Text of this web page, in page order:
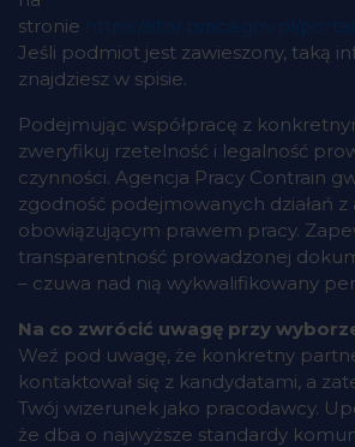
stronie https://stor.praca.gov.pl/
Jeśli podmiot jest zawieszony, taką
znajdziesz w spisie.
Podejmując współpracę z
zweryfikuj rzetelność i legalność
czynności. Agencja Pracy Contrain
zgodność podejmowanych działań z
obowiązującym prawem pracy.
transparentność prowadzonej
– czuwa nad nią wykwalifikowany
Na co zwrócić uwagę przy
Weź pod uwagę, że konkretny
kontaktował się z kandydatami, a
Twój wizerunek jako pracodawcy.
że dba o najwyższe standardy